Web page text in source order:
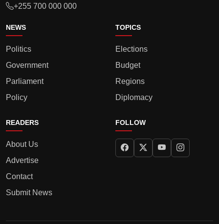
+255 700 000 000
NEWS
Politics
Government
Parliament
Policy
TOPICS
Elections
Budget
Regions
Diplomacy
READERS
About Us
Advertise
Contact
Submit News
FOLLOW